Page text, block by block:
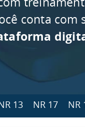
conta com
13 NR 17 NR